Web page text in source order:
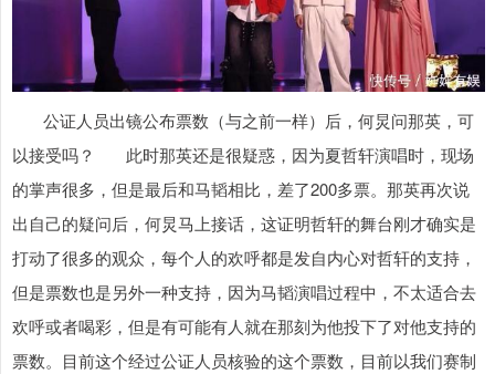
公证人员出镜公布票数（与之前一样）后，何炅问那英，可
以接受吗？ 此时那英还是很疑惑，因为夏哲轩演唱时，现场
的掌声很多，但是最后和马韬相比，差了200多票。那英再次说
出自己的疑问后，何炅马上接话，这证明哲轩的舞台刚才确实是
打动了很多的观众，每个人的欢呼都是发自内心对哲轩的支持，
但是票数也是另外一种支持，因为马韬演唱过程中，不太适合去
欢呼或者喝彩，但是有可能有人就在那刻为他投下了对他支持的
票数。目前这个经过公证人员核验的这个票数，目前以我们赛制